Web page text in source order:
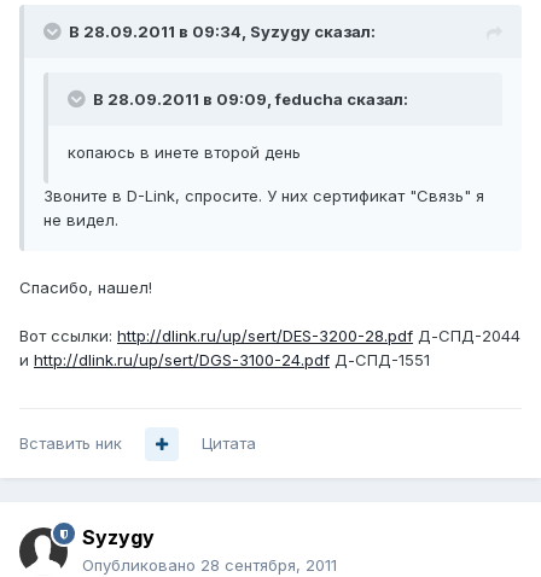
В 28.09.2011 в 09:34, Syzygy сказал:
В 28.09.2011 в 09:09, feducha сказал:
копаюсь в инете второй день
Звоните в D-Link, спросите. У них сертификат "Связь" я
не видел.
Спасибо, нашел!
Вот ссылки: http://dlink.ru/up/sert/DES-3200-28.pdf Д-СПД-2044
и http://dlink.ru/up/sert/DGS-3100-24.pdf Д-СПД-1551
Вставить ник Цитата
Syzygy
Опубликовано 28 сентября, 2011